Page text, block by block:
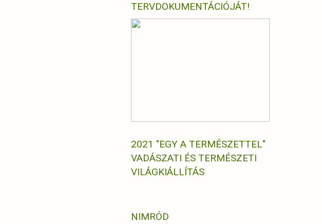
TERVDOKUMENTÁCIÓJÁT!
2021 "EGY A TERMÉSZETTEL"
VADÁSZATI ÉS TERMÉSZETI
VILÁGKIÁLLÍTÁS
NIMRÓD